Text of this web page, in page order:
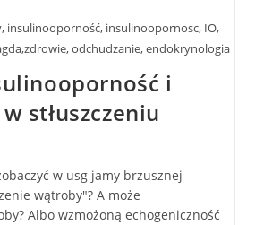
insulinooporność, insulinoopornosc, IO,
odchudzanie, endokrynologia
i
stłuszczeniu
w usg jamy brzusznej
wątroby"? A może
Albo wzmożoną echogeniczność